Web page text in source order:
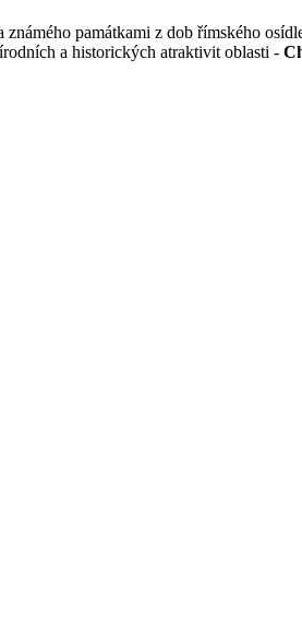
známého památkami z dob římského
a historických atraktivit oblasti -